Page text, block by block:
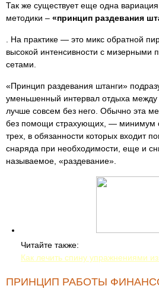
Так же существует еще одна
методики – «принцип раздевания
. На практике — это микс обратной
высокой интенсивности с мизерными
сетами.
«Принцип раздевания штанги»
уменьшенный интервал отдыха
лучше совсем без него. Обычно эта
без помощи страхующих, — минимум
трех, в обязанности которых входит
снаряда при необходимости, еще и
называемое, «раздевание».
Читайте также:
Как лечить спину упражнениями
ПРИНЦИП РАБОТЫ